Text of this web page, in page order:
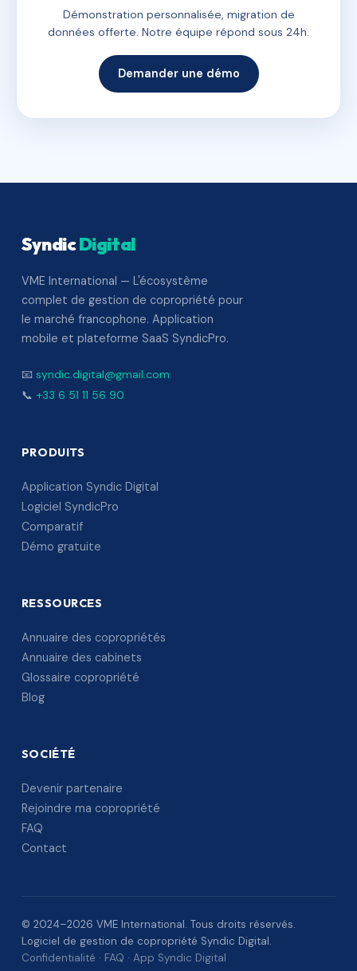
Démonstration personnalisée, migration de
données offerte. Notre équipe répond sous 24h.
Demander une démo
SyndicDigital
VME International — L'écosystème
complet de gestion de copropriété pour
le marché francophone. Application
mobile et plateforme SaaS SyndicPro.
📧 syndic.digital@gmail.com
📞 +33 6 51 11 56 90
PRODUITS
Application Syndic Digital
Logiciel SyndicPro
Comparatif
Démo gratuite
RESSOURCES
Annuaire des copropriétés
Annuaire des cabinets
Glossaire copropriété
Blog
SOCIÉTÉ
Devenir partenaire
Rejoindre ma copropriété
FAQ
Contact
© 2024–2026 VME International. Tous droits réservés.
Logiciel de gestion de copropriété Syndic Digital.
Confidentialité · FAQ · App Syndic Digital